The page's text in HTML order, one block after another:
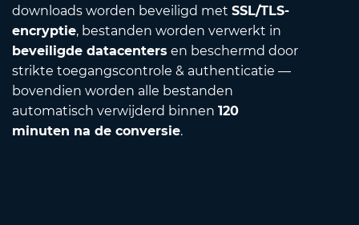
downloads worden beveiligd met SSL/TLS-
encryptie, bestanden worden verwerkt in
beveiligde datacenters en beschermd door
strikte toegangscontrole & authenticatie —
bovendien worden alle bestanden
automatisch verwijderd binnen 120
minuten na de conversie.